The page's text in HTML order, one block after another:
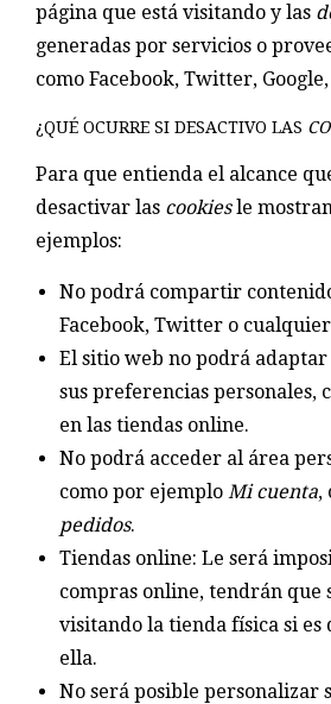
página que está visitando y las
generadas por servicios o
como Facebook, Twitter,
¿QUÉ OCURRE SI DESACTIVO LAS
Para que entienda el alcance
desactivar las cookiesle
ejemplos:
No podrá compartir
Facebook, Twitter o
El sitio web no podrá adaptar
sus preferencias personales,
en las tiendas online.
No podrá acceder al área
como por ejemplo Mi cuenta,
pedidos.
Tiendas online: Le será
compras online, tendrán que
visitando la tienda física si es
ella.
No será posible personalizar